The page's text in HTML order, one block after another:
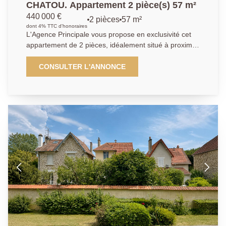
CHATOU. Appartement 2 pièce(s) 57 m²
440 000 €
dont 4% TTC d'honoraires
2 pièces 57 m²
L'Agence Principale vous propose en exclusivité cet
appartement de 2 pièces, idéalement situé à proximité
immédiate de la place Berteaux. Triangle d'or. A
moins de 5 mn à pied de la gare de Chatou donnant
accès au RER A, cet appartement de deux pièces
dégagement avec rangements, un séjour 18 m² avec
un balcon de 11 m², une cuisine aménagée et
équipée pouvant être ouverte sur le séjour si on le
désire, ainsi qu'une grande chambre de 15.4m², une
salle d'eau et un WC. Un emplacement de parking en
sous-sol et une cave complètent le bien. Profitez d'un
emplacement idéal, à proximité immédiate de toutes
les commodités , pour un quotidien pratique et
agréable.
CONSULTER L'ANNONCE